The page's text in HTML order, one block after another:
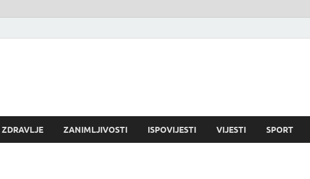
ZDRAVLJE ZANIMLJIVOSTI ISPOVIJESTI VIJESTI SPORT